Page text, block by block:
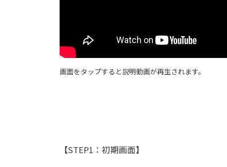
画面をタップすると説明動画が再生されます。
【STEP1：初期画面】